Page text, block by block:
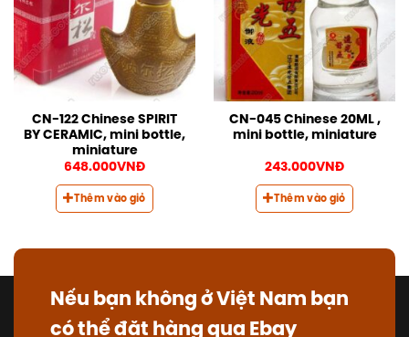
CN-122 Chinese SPIRIT
BY CERAMIC, mini bottle,
miniature
648.000VNĐ
Thêm vào giỏ
CN-045 Chinese 20ML ,
mini bottle, miniature
243.000VNĐ
Thêm vào giỏ
Nếu bạn không ở Việt Nam bạn
có thể đặt hàng qua Ebay